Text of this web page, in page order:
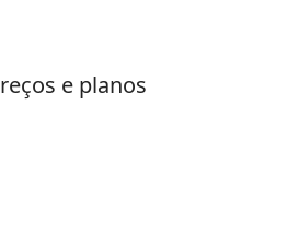
e planos